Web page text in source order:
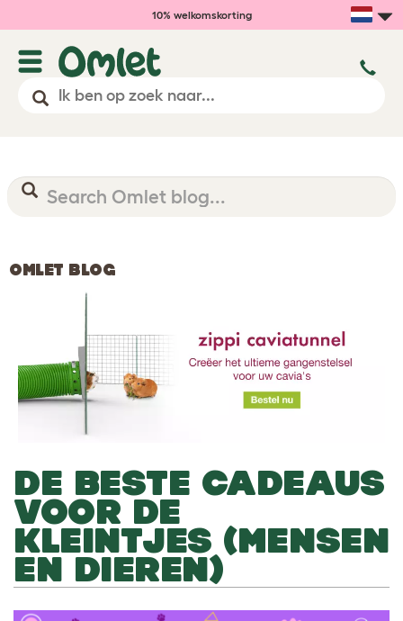
10% welkomskorting
OMLET BLOG
DE BESTE CADEAUS
VOOR DE
KLEINTJES (MENSEN
EN DIEREN)